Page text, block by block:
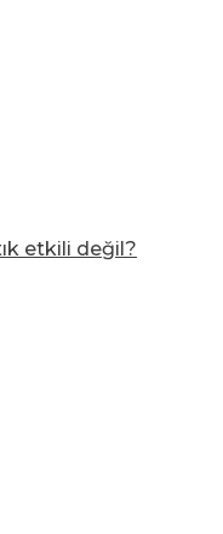
etkili değil?